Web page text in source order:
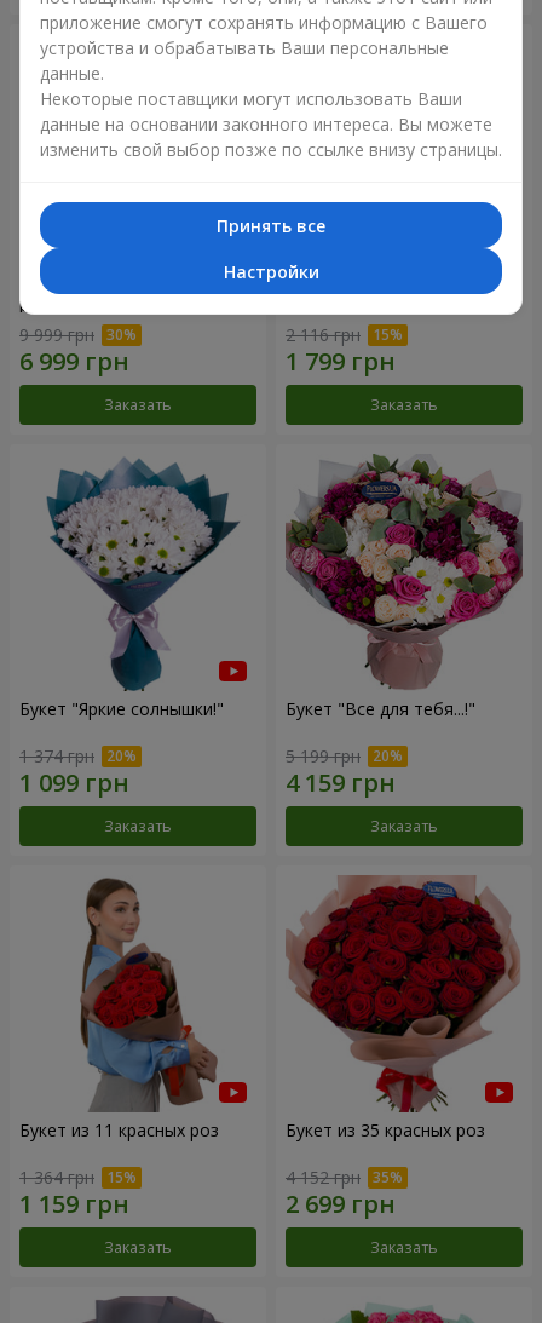
Цветы в коробке "101
розовая роза"
9 999 грн
Заказать
Букет "Цветочное Selfie!"
2 116 грн
Заказать
Букет "Яркие солнышки!"
1 374 грн
Заказать
Букет "Все для тебя...!"
5 199 грн
Заказать
Букет из 11 красных роз
1 364 грн
Заказать
Букет из 35 красных роз
4 152 грн
Заказать
приложение смогут сохранять информацию с Вашего
устройства и обрабатывать Ваши персональные
данные.
Некоторые поставщики могут использовать Ваши
данные на основании законного интереса. Вы можете
изменить свой выбор позже по ссылке внизу страницы.
Принять все
Настройки